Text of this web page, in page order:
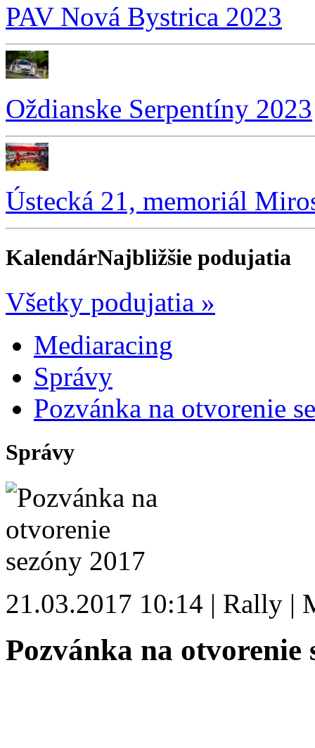
PAV Nová Bystrica 2023
Oždianske Serpentíny 2023
Ústecká 21, memoriál
KalendárNajbližšie podujatia
Všetky podujatia »
Mediaracing
Správy
Pozvánka na otvorenie
Správy
21.03.2017 10:14 | Rally |
Pozvánka na otvorenie